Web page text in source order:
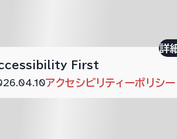
First
詳
アクセシビリティーポリシー